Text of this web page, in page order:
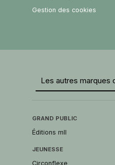
Gestion des cookies
Les autres marques
GRAND PUBLIC
Éditions mll
JEUNESSE
Circonflexe